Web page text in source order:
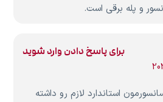
و پله برقی است.
استاندارد لازم رو داشته
برای پاسخ دادن وارد شوید